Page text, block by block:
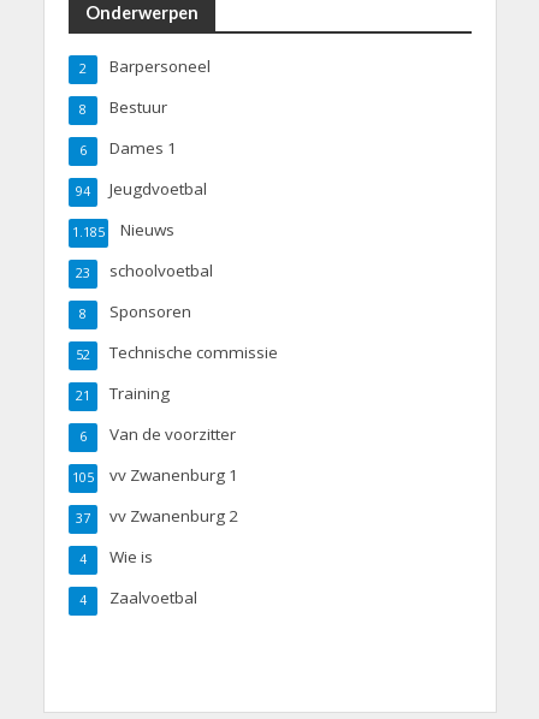
Onderwerpen
Barpersoneel
2
Bestuur
8
Dames 1
6
Jeugdvoetbal
94
Nieuws
1.185
schoolvoetbal
23
Sponsoren
8
Technische commissie
52
Training
21
Van de voorzitter
6
vv Zwanenburg 1
105
vv Zwanenburg 2
37
Wie is
4
Zaalvoetbal
4